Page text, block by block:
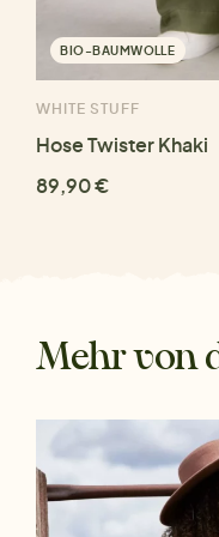
BIO-BAUMWOLLE
WHITE STUFF
Hose Twister Khaki
89,90 €
Mehr von